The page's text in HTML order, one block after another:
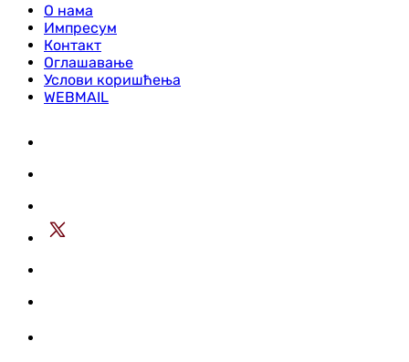
О нама
Импресум
Контакт
Оглашавање
Услови коришћења
WEBMAIL